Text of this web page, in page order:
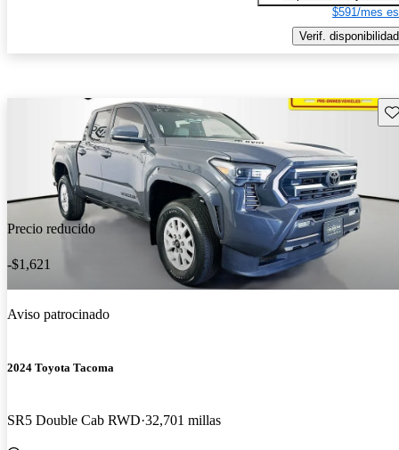
$591/mes
Verif. disponibilidad
Precio reducido
-$1,621
Aviso patrocinado
2024 Toyota Tacoma
SR5 Double Cab RWD 32,701 millas